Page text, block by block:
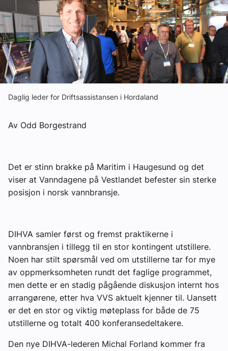
Aktuelle prosjekter
Om VVS Aktuelt
Kontakt oss:
Abonner på fagbladet Byggfakta Nyheter
Annonsere i VVS Aktuelt
eBlad
Daglig leder for Driftsassistansen i Hordaland
Av Odd Borgestrand
Det er stinn brakke på Maritim i Haugesund og det
viser at Vanndagene på Vestlandet befester sin sterke
posisjon i norsk vannbransje.
DIHVA samler først og fremst praktikerne i
vannbransjen i tillegg til en stor kontingent utstillere.
Noen har stilt spørsmål ved om utstillerne tar for mye
av oppmerksomheten rundt det faglige programmet,
men dette er en stadig pågående diskusjon internt hos
arrangørene, etter hva VVS aktuelt kjenner til. Uansett
er det en stor og viktig møteplass for både de 75
utstillerne og totalt 400 konferansedeltakere.
Den nye DIHVA-lederen Michal Forland kommer fra